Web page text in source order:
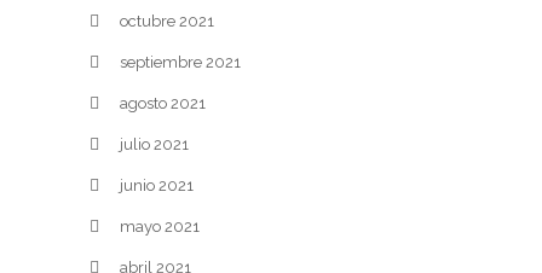
octubre 2021
septiembre 2021
agosto 2021
julio 2021
junio 2021
mayo 2021
abril 2021